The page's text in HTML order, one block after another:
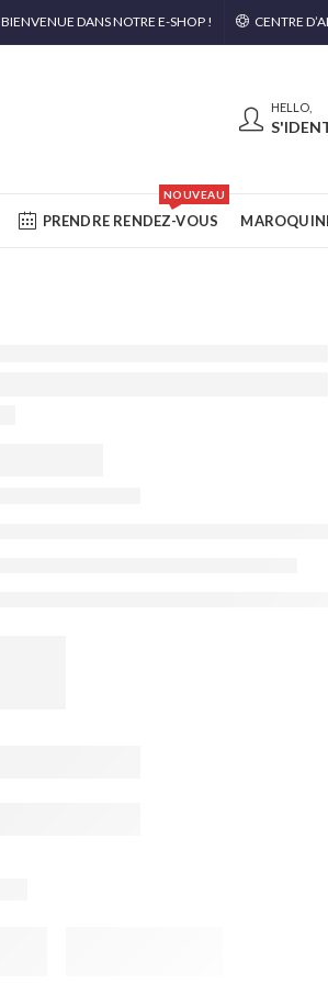
BIENVENUE DANS NOTRE E-SHOP ! CENTRE
HELLO,
PRENDRE RENDEZ-VOUS
NOUVEAU